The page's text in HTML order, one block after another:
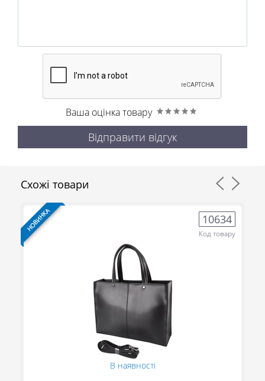
Ваша оцінка товару
Відправити відгук
Схожі товари
НОВИНКА 10634
Код товару
В наявності